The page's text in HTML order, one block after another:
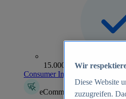
15.000+ Marken
Consumer Insights entdecken
eCommerce Insights
Wir
Diese Website
zuzugreifen.